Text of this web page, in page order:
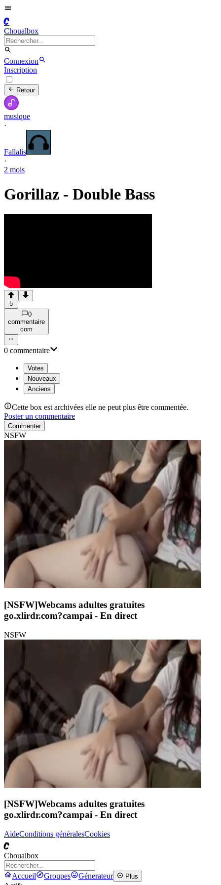
C
Choualbox
Connexion
Inscription
Retour
musique
·
Fallalis
·
2 mois
Gorillaz - Double Bass
5
0
commentaire
com
0 commentaire
Votes
Nouveaux
Anciens
Cette box est archivées elle ne peut plus être commentée.
Poster un commentaire
Commenter
NSFW
[NSFW]Webcams adultes gratuites
go.xlirdr.com?campai - En direct
NSFW
[NSFW]Webcams adultes gratuites
go.xlirdr.com?campai - En direct
AideConditions généralesCookies
C
Choualbox
Accueil Groupes Génerateur Plus